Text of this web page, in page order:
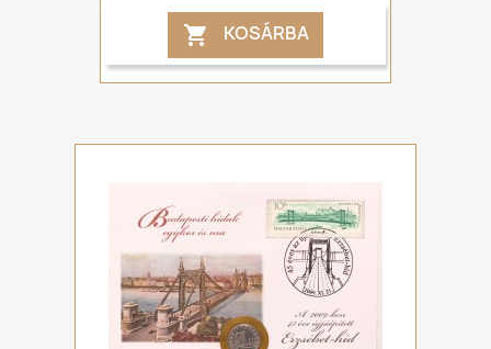
 KOSÁRBA